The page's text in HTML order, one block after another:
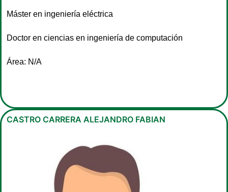
Máster en ingeniería eléctrica
Doctor en ciencias en ingeniería de computación
Área: N/A
CASTRO CARRERA ALEJANDRO FABIAN